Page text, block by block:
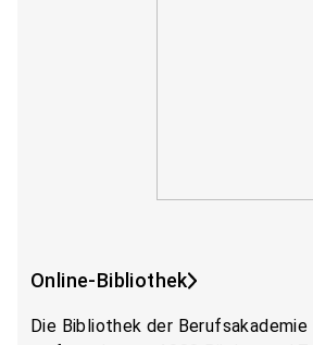
Online-Bibliothek
Die Bibliothek der Berufsakademie